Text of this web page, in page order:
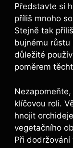
⁣Představte si
příliš mnoho
Stejně tak
bujnému růstu
důležité
poměrem
klíčovou roli.
⁤hnojit
vegetačního
Při